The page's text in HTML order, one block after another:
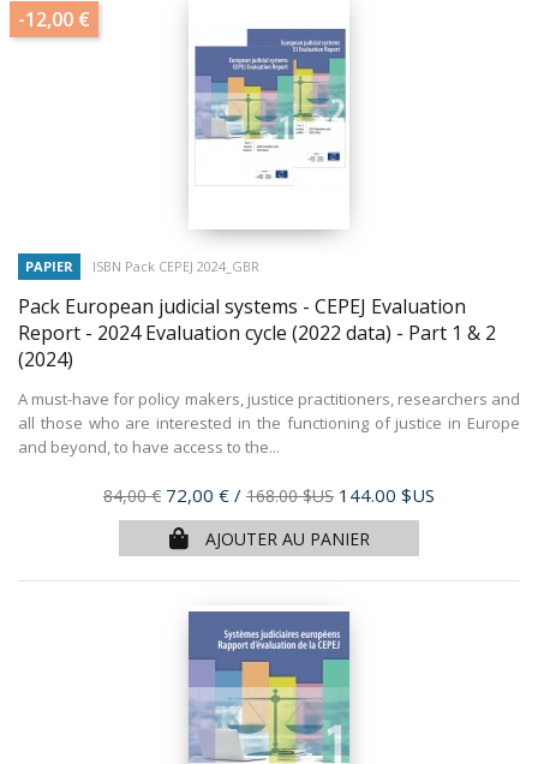
PAPIER ISBN Pack CEPEJ 2024_GBR
Pack European judicial systems - CEPEJ Evaluation
Report - 2024 Evaluation cycle (2022 data) - Part 1 & 2
(2024)
A must-have for policy makers, justice practitioners, researchers and
all those who are interested in the functioning of justice in Europe
and beyond, to have access to the...
Prix
de
84,00 €
-12,00 €
Prix
72,00 € / 168.00 $US 144.00 $US
AJOUTER AU PANIER